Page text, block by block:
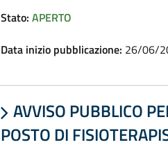
Stato: APERTO
Data inizio pubblicazione: 26/06/
 AVVISO PUBBLICO
POSTO DI